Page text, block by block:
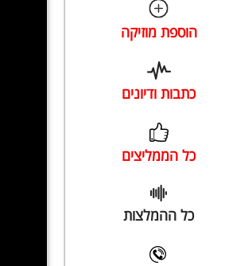
הוספת מוזיקה
כתבות ודיונים
כל הממליצים
כל ההמלצות